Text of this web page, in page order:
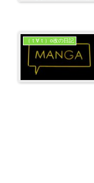
（ｔ∀ｔ）o改の日記